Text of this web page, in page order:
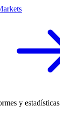
y estadísticas